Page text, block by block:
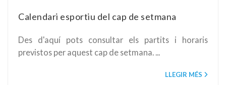
Calendari esportiu del cap de setmana
Des d'aquí pots consultar els partits i horaris
previstos per aquest cap de setmana. ...
LLEGIR MÉS